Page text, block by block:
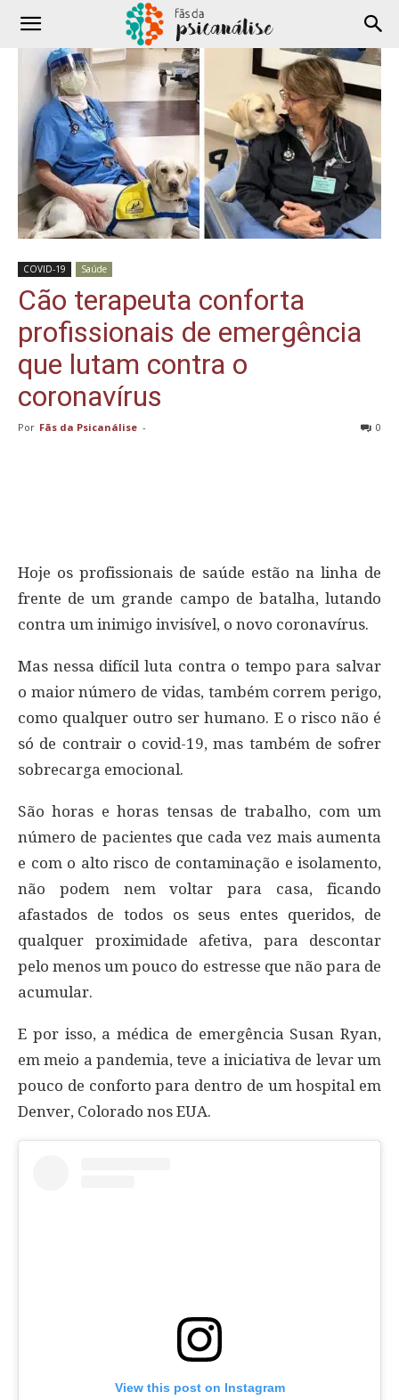
COVID-19 Saúde
Cão terapeuta conforta
profissionais de emergência
que lutam contra o
coronavírus
Por Fãs da Psicanálise - 0
Hoje os profissionais de saúde estão na linha de
frente de um grande campo de batalha, lutando
contra um inimigo invisível, o novo coronavírus.
Mas nessa difícil luta contra o tempo para salvar
o maior número de vidas, também correm perigo,
como qualquer outro ser humano. E o risco não é
só de contrair o covid-19, mas também de sofrer
sobrecarga emocional.
São horas e horas tensas de trabalho, com um
número de pacientes que cada vez mais aumenta
e com o alto risco de contaminação e isolamento,
não podem nem voltar para casa, ficando
afastados de todos os seus entes queridos, de
qualquer proximidade afetiva, para descontar
pelo menos um pouco do estresse que não para de
acumular.
E por isso, a médica de emergência Susan Ryan,
em meio a pandemia, teve a iniciativa de levar um
pouco de conforto para dentro de um hospital em
Denver, Colorado nos EUA.
View this post on Instagram